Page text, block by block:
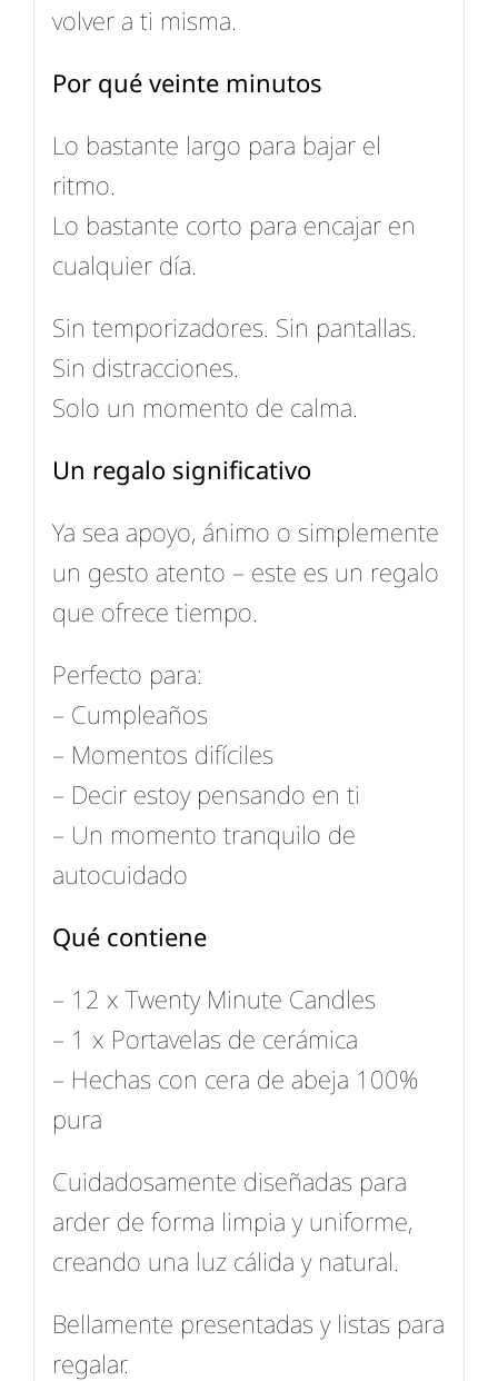
volver a ti misma.
Por qué veinte minutos
Lo bastante largo para bajar el
ritmo.
Lo bastante corto para encajar en
cualquier día.
Sin temporizadores. Sin pantallas.
Sin distracciones.
Solo un momento de calma.
Un regalo significativo
Ya sea apoyo, ánimo o simplemente
un gesto atento – este es un regalo
que ofrece tiempo.
Perfecto para:
– Cumpleaños
– Momentos difíciles
– Decir estoy pensando en ti
– Un momento tranquilo de
autocuidado
Qué contiene
– 12 x Twenty Minute Candles
– 1 x Portavelas de cerámica
– Hechas con cera de abeja 100%
pura
Cuidadosamente diseñadas para
arder de forma limpia y uniforme,
creando una luz cálida y natural.
Bellamente presentadas y listas para
regalar.